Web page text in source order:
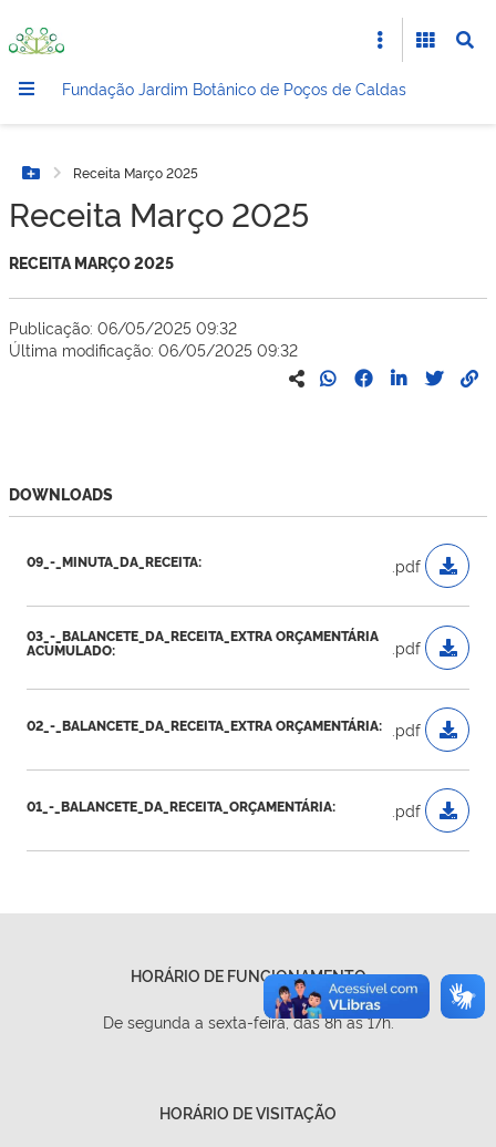
Fundação Jardim Botânico de Poços de Caldas
Botão Menu
Receita Março 2025
Receita Março 2025
RECEITA MARÇO 2025
Publicação: 06/05/2025 09:32
Última modificação: 06/05/2025 09:32
DOWNLOADS
09_-_MINUTA_DA_RECEITA: .pdf
03_-_BALANCETE_DA_RECEITA_EXTRA ORÇAMENTÁRIA
ACUMULADO:
.pdf
02_-_BALANCETE_DA_RECEITA_EXTRA ORÇAMENTÁRIA: .pdf
01_-_BALANCETE_DA_RECEITA_ORÇAMENTÁRIA: .pdf
HORÁRIO DE FUNCIONAMENTO
De segunda a sexta-feira, das 8h às 17h.
HORÁRIO DE VISITAÇÃO